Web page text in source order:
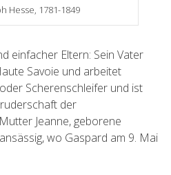
Hesse, 1781-1849
einfacher Eltern: Sein Vater
Savoie und arbeitet
Scherenschleifer und ist
der
Jeanne, geborene
wo Gaspard am 9. Mai